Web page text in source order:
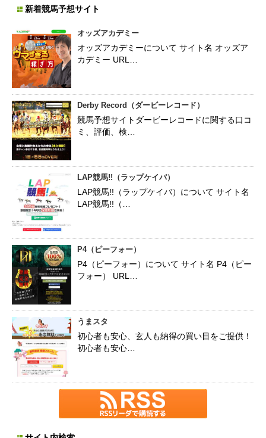
新着競馬予想サイト
オッズアカデミー
オッズアカデミーについて サイト名 オッズア
カデミー URL…
Derby Record（ダービーレコード）
競馬予想サイトダービーレコードに関する口コ
ミ、評価、検…
LAP競馬!!（ラップケイバ）
LAP競馬!!（ラップケイバ）について サイト名
LAP競馬!!（…
P4（ピーフォー）
P4（ピーフォー）について サイト名 P4（ピー
フォー） URL…
うまスタ
初心者も安心、玄人も納得の買い目をご提供！
初心者も安心…